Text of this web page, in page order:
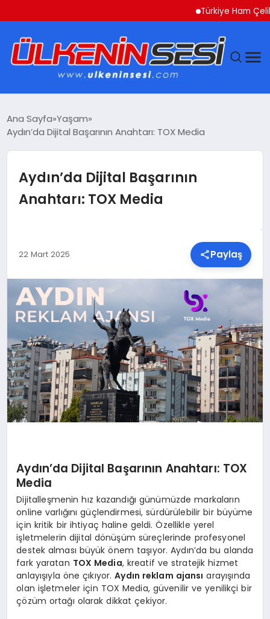
Türkiye Ham Çelik
EKONOMI
GÜNDEM
MAGAZIN
SPOR
YAŞAM
MALATYA HABERLERI
Ana Sayfa Yaşam
Aydın’da Dijital Başarının Anahtarı: TOX Media
Aydın’da Dijital Başarının
Anahtarı: TOX Media
22 Mart 2025 Paylaş
Aydın’da Dijital Başarının Anahtarı: TOX
Media
Dijitalleşmenin hız kazandığı günümüzde markaların
online varlığını güçlendirmesi, sürdürülebilir bir büyüme
için kritik bir ihtiyaç haline geldi. Özellikle yerel
işletmelerin dijital dönüşüm süreçlerinde profesyonel
destek alması büyük önem taşıyor. Aydın’da bu alanda
fark yaratan TOX Media, kreatif ve stratejik hizmet
anlayışıyla öne çıkıyor.Aydın reklam ajansı arayışında
olan işletmeler için TOX Media, güvenilir ve yenilikçi bir
çözüm ortağı olarak dikkat çekiyor.